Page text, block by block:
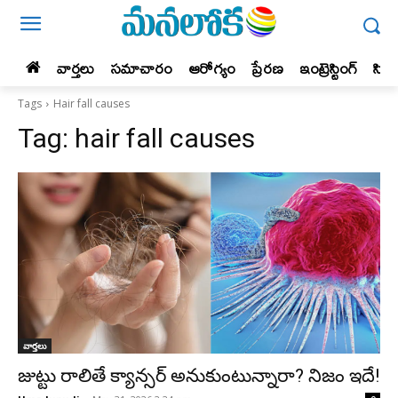
వార్తలు సమాచారం ఆరోగ్యం ప్రేర‌ణ‌ ఇంట్రెస్టింగ్‌
Tags Hair fall causes
Tag: hair fall causes
వార్తలు
జుట్టు రాలితే క్యాన్సర్ అనుకుంటున్నారా? నిజం ఇదే!